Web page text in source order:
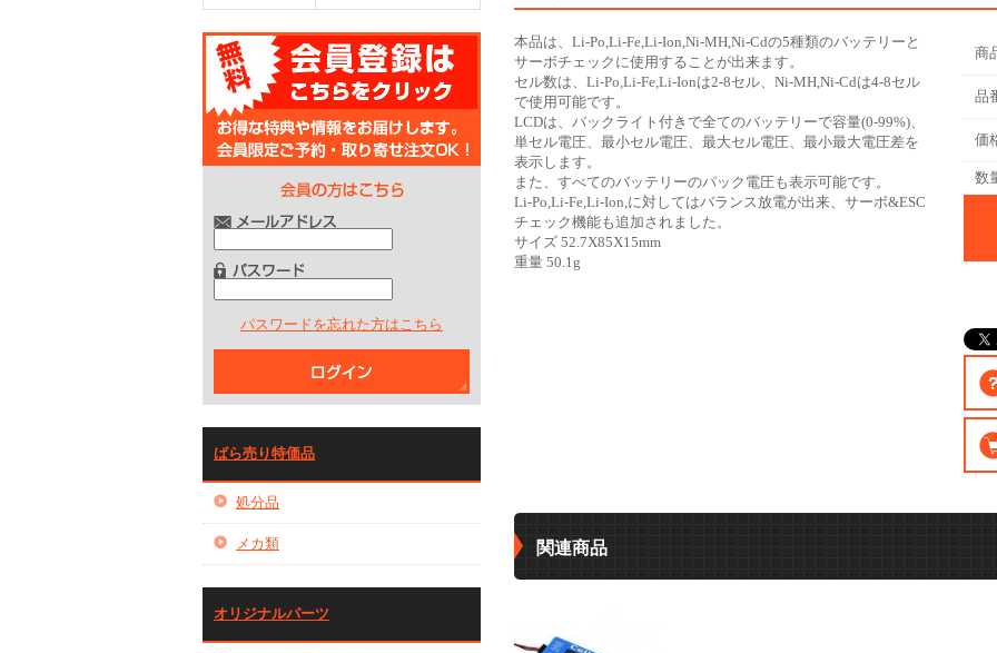
パスワードを忘れた方はこちら
ばら売り特価品
処分品
メカ類
オリジナルパーツ
本品は、Li-Po,Li-Fe,Li-Ion,Ni-MH,Ni-Cdの5種類のバッテリーと
サーボチェックに使用することが出来ます。
セル数は、Li-Po,Li-Fe,Li-Ionは2-8セル、Ni-MH,Ni-Cdは4-8セル
で使用可能です。
LCDは、バックライト付きで全てのバッテリーで容量(0-99%)、
単セル電圧、最小セル電圧、最大セル電圧、最小最大電圧差を
表示します。
また、すべてのバッテリーのパック電圧も表示可能です。
Li-Po,Li-Fe,Li-Ion,に対してはバランス放電が出来、サーボ&ESC
チェック機能も追加されました。
サイズ 52.7X85X15mm
重量 50.1g
商
品
価
数
関連商品